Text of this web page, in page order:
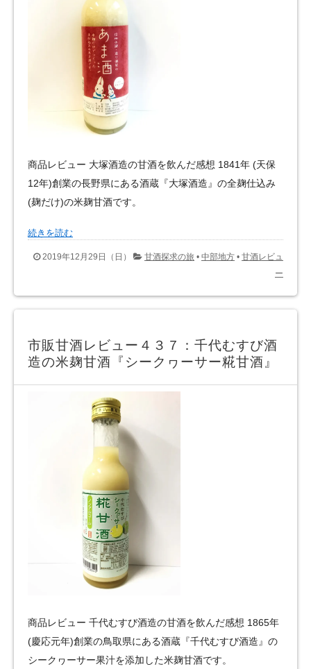
商品レビュー 大塚酒造の甘酒を飲んだ感想 1841年 (天保
12年)創業の長野県にある酒蔵『大塚酒造』の全麹仕込み
(麹だけ)の米麹甘酒です。
続きを読む
2019年12月29日（日） 甘酒探求の旅 • 中部地方 • 甘酒レビュ
ー
市販甘酒レビュー４３７：千代むすび酒
造の米麹甘酒『シークヮーサー糀甘酒』
商品レビュー 千代むすび酒造の甘酒を飲んだ感想 1865年
(慶応元年)創業の鳥取県にある酒蔵『千代むすび酒造』の
シークヮーサー果汁を添加した米麹甘酒です。